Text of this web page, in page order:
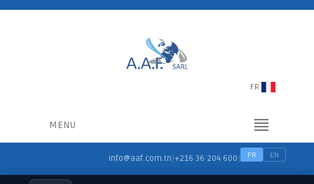
FR
MENU
info@aaf.com.tn |+216 36 204 600 | FR EN